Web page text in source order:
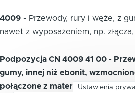
4009 - Przewody, rury i węże, z
nawet z wyposażeniem, np.
Podpozycja CN 4009 41 00 -
gumy, innej niż ebonit,
połączone z materiałami innymi
Ustawienia